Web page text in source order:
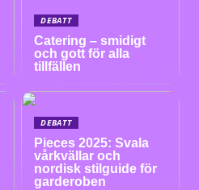
DEBATT
Catering – smidigt
och gott för alla
tillfällen
DEBATT
Pieces 2025: Svala
vårkvällar och
nordisk stilguide för
garderoben